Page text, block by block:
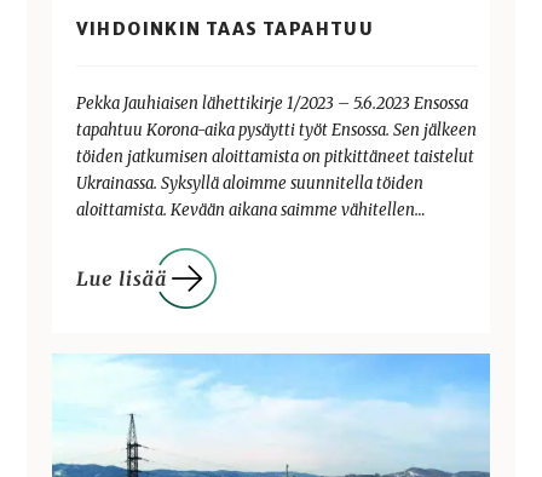
VIHDOINKIN TAAS TAPAHTUU
Pekka Jauhiaisen lähettikirje 1/2023 – 5.6.2023 Ensossa
tapahtuu Korona-aika pysäytti työt Ensossa. Sen jälkeen
töiden jatkumisen aloittamista on pitkittäneet taistelut
Ukrainassa. Syksyllä aloimme suunnitella töiden
aloittamista. Kevään aikana saimme vähitellen…